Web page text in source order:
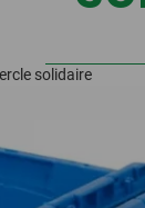
solidaire